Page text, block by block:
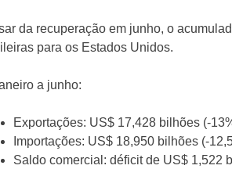
da recuperação em junho, o
para os Estados Unidos.
a junho:
Exportações: US$ 17,428 bilhões (-
Importações: US$ 18,950 bilhões (-
Saldo comercial: déficit de US$ 1,522